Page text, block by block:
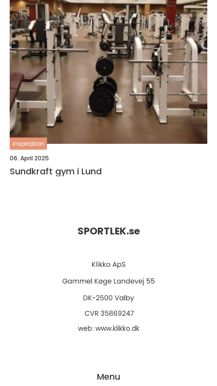
inspiration
06. April 2025
Sundkraft gym i Lund
SPORTLEK.se
web: www.klikko.dk
Menu